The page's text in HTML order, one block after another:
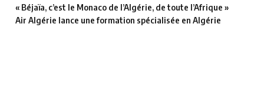
« Béjaïa, c’est le Monaco de l’Algérie, de toute l’Afrique »
Air Algérie lance une formation spécialisée en Algérie